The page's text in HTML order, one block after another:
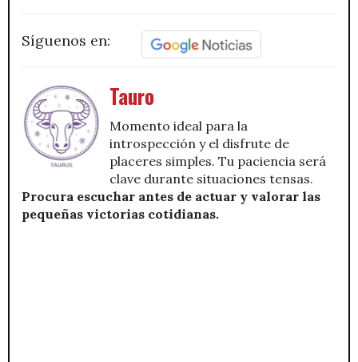
Síguenos en:
Tauro
Momento ideal para la
introspección y el disfrute de
placeres simples. Tu paciencia será
clave durante situaciones tensas.
Procura escuchar antes de actuar y valorar las
pequeñas victorias cotidianas.